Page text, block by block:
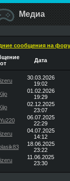
Медиа
сообщения на
от
Дата
30.03.2026
19:02
01.02.2026
19:29
02.12.2025
23:07
06.07.2025
22:29
04.07.2025
14:12
18.06.2025
23:22
11.06.2025
23:30